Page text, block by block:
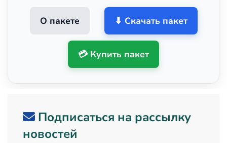
О пакете ⬇ Скачать пакет
💳 Купить пакет
Подписаться на рассылку
новостей